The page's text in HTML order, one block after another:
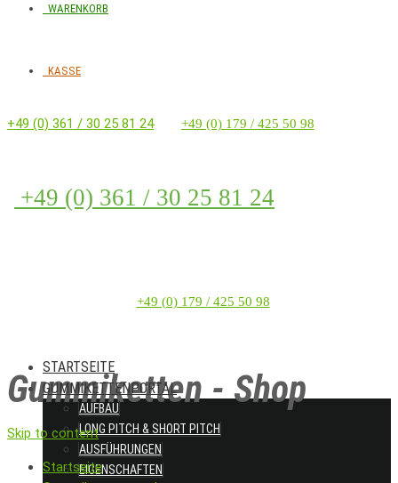
WARENKORB
KASSE
+49 (0) 361 / 30 25 81 24 +49 (0) 179 / 425 50 98
+49 (0) 361 / 30 25 81 24
+49 (0) 179 / 425 50 98
Gummiketten - Shop
STARTSEITE
GUMMIKETTENPORTAL
AUFBAU
LONG PITCH & SHORT PITCH
AUSFÜHRUNGEN
EIGENSCHAFTEN
Skip to content
Startseite